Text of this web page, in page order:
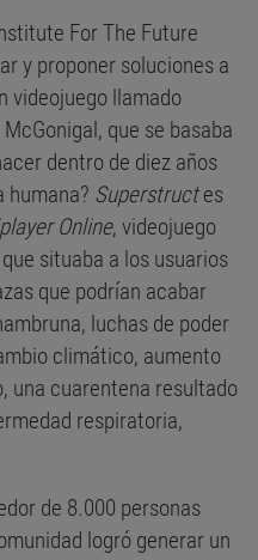
For The Future
y proponer soluciones a
videojuego llamado
que se basaba
dentro de diez años
humana? Superstructes
Online, videojuego
situaba a los usuarios
que podrían acabar
luchas de poder
climático, aumento
una cuarentena resultado
respiratoria,
de 8.000 personas
logró generar un